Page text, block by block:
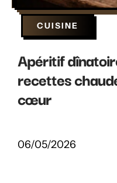
CUISINE
Apéritif
recettes
cœur
06/05/2026